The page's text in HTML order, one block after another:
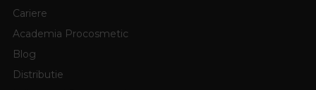
Cariere
Academia Procosmetic
Blog
Distributie